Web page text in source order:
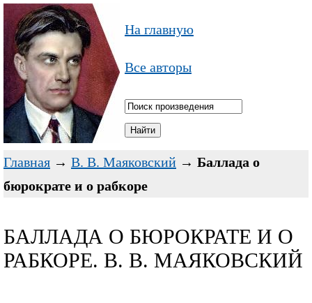
На главную
Все авторы
Главная → В. В. Маяковский → Баллада о
бюрократе и о рабкоре
БАЛЛАДА О БЮРОКРАТЕ И О
РАБКОРЕ. В. В. МАЯКОВСКИЙ